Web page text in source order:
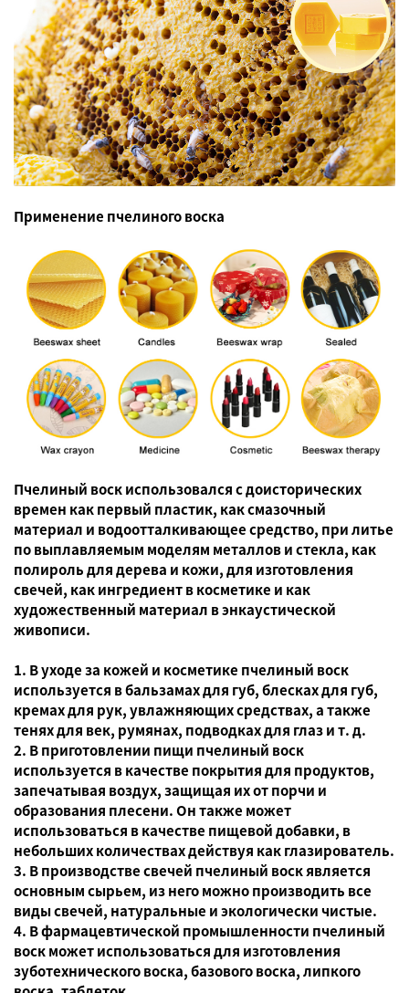
Применение пчелиного воска
Пчелиный воск использовался с доисторических
времен как первый пластик, как смазочный
материал и водоотталкивающее средство, при литье
по выплавляемым моделям металлов и стекла, как
полироль для дерева и кожи, для изготовления
свечей, как ингредиент в косметике и как
художественный материал в энкаустической
живописи.
1. В уходе за кожей и косметике пчелиный воск
используется в бальзамах для губ, блесках для губ,
кремах для рук, увлажняющих средствах, а также
тенях для век, румянах, подводках для глаз и т. д.
2. В приготовлении пищи пчелиный воск
используется в качестве покрытия для продуктов,
запечатывая воздух, защищая их от порчи и
образования плесени. Он также может
использоваться в качестве пищевой добавки, в
небольших количествах действуя как глазирователь.
3. В производстве свечей пчелиный воск является
основным сырьем, из него можно производить все
виды свечей, натуральные и экологически чистые.
4. В фармацевтической промышленности пчелиный
воск может использоваться для изготовления
зуботехнического воска, базового воска, липкого